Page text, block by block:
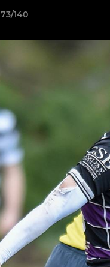
73/140